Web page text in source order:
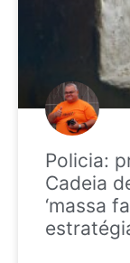
Policia:
Cadeia
‘massa